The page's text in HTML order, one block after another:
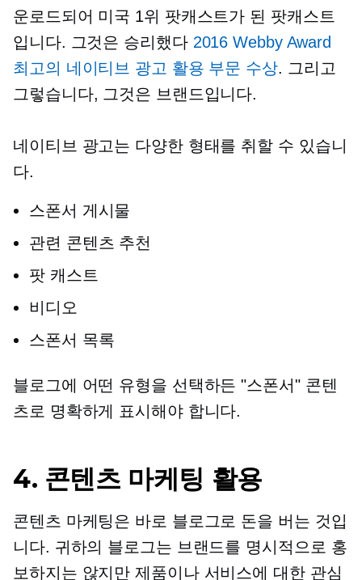
운로드되어 미국 1위 팟캐스트가 된 팟캐스트
입니다. 그것은 승리했다 2016 Webby Award
최고의 네이티브 광고 활용 부문 수상. 그리고
그렇습니다, 그것은 브랜드입니다.
네이티브 광고는 다양한 형태를 취할 수 있습니
다.
스폰서 게시물
관련 콘텐츠 추천
팟 캐스트
비디오
스폰서 목록
블로그에 어떤 유형을 선택하든 "스폰서" 콘텐
츠로 명확하게 표시해야 합니다.
4. 콘텐츠 마케팅 활용
콘텐츠 마케팅은 바로 블로그로 돈을 버는 것입
니다. 귀하의 블로그는 브랜드를 명시적으로 홍
보하지는 않지만 제품이나 서비스에 대한 관심